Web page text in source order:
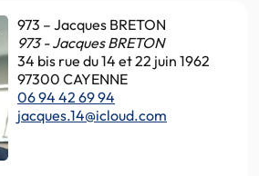
973 – Jacques BRETON
973 - Jacques BRETON
34 bis rue du 14 et 22 juin 1962
97300 CAYENNE
06 94 42 69 94
jacques.14@icloud.com